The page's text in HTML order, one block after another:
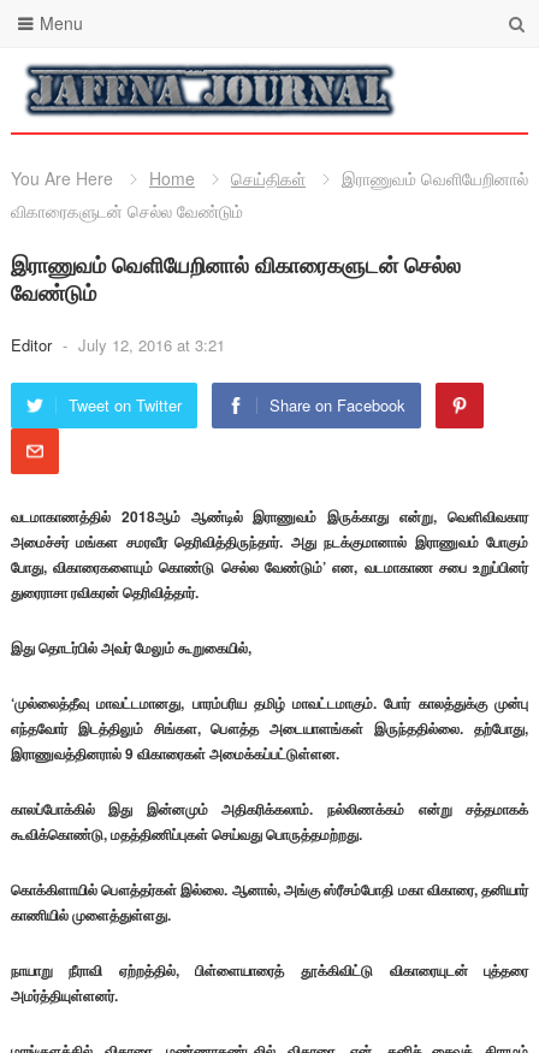
Menu
You Are Here Home செய்திகள்
இராணுவம் வெளியேறினால்
விகாரைகளுடன் செல்ல வேண்டும்
இராணுவம் வெளியேறினால் விகாரைகளுடன் செல்ல
வேண்டும்
Editor - July 12, 2016 at 3:21
Tweet on Twitter Share on Facebook
வடமாகாணத்தில் 2018ஆம் ஆண்டில் இராணுவம் இருக்காது என்று, வெளிவிவகார
அமைச்சர் மங்கள சமரவீர தெரிவித்திருந்தார். அது நடக்குமானால் இராணுவம் போகும்
போது, விகாரைகளையும் கொண்டு செல்ல வேண்டும்’ என, வடமாகாண சபை உறுப்பினர்
துரைராசா ரவிகரன் தெரிவித்தார்.
இது தொடர்பில் அவர் மேலும் கூறுகையில்,
‘முல்லைத்தீவு மாவட்டமானது, பாரம்பரிய தமிழ் மாவட்டமாகும். போர் காலத்துக்கு முன்பு
எந்தவோர் இடத்திலும் சிங்கள, பௌத்த அடையாளங்கள் இருந்ததில்லை. தற்போது,
இராணுவத்தினரால் 9 விகாரைகள் அமைக்கப்பட்டுள்ளன.
காலப்போக்கில் இது இன்னமும் அதிகரிக்கலாம். நல்லிணக்கம் என்று சத்தமாகக்
கூவிக்கொண்டு, மதத்திணிப்புகள் செய்வது பொருத்தமற்றது.
கொக்கிளாயில் பௌத்தர்கள் இல்லை. ஆனால், அங்கு ஸ்ரீசம்போதி மகா விகாரை, தனியார்
காணியில் முளைத்துள்ளது.
நாயாறு நீராவி ஏற்றத்தில், பிள்ளையாரைத் தூக்கிவிட்டு விகாரையுடன் புத்தரை
அமர்த்தியுள்ளனர்.